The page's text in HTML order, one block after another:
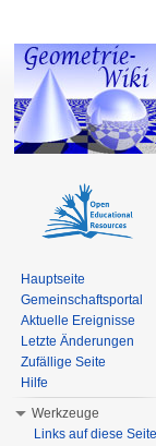
Hauptseite
Gemeinschaftsportal
Aktuelle Ereignisse
Letzte Änderungen
Zufällige Seite
Hilfe
Werkzeuge
Links auf diese Seite